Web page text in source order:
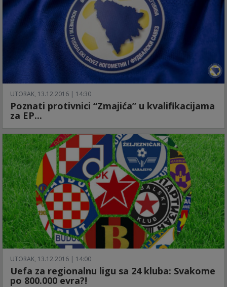
UTORAK, 13.12.2016 | 14:30
Poznati protivnici “Zmajića” u kvalifikacijama
za EP...
UTORAK, 13.12.2016 | 14:00
Uefa za regionalnu ligu sa 24 kluba: Svakome
po 800.000 evra?!